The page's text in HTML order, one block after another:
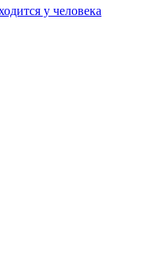
у человека